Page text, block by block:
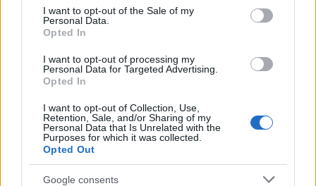
consent section.
I want to opt-out of the Sale of my
Personal Data.
Opted In
I want to opt-out of processing my
Personal Data for Targeted Advertising.
Opted In
I want to opt-out of Collection, Use,
Retention, Sale, and/or Sharing of my
Personal Data that Is Unrelated with the
Purposes for which it was collected.
Opted Out
Google consents
του δώσεις λίγη αγάπη. Γιατί οι ατέλειές μας είναι
αυτές που μας κάνουν ένα τέλειο πρωτότυπο».